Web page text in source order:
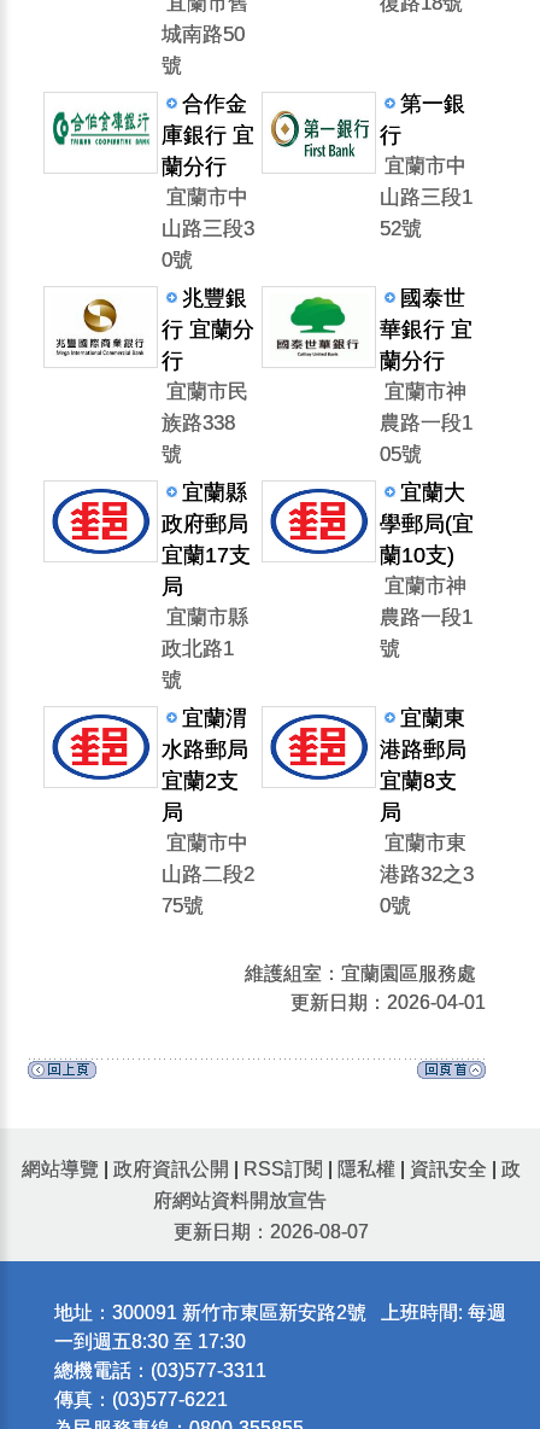
城南路50
號
合作金
庫銀行 宜
蘭分行
宜蘭市中
山路三段3
0號
第一銀
行
宜蘭市中
山路三段1
52號
兆豐銀
行 宜蘭分
行
宜蘭市民
族路338
號
國泰世
華銀行 宜
蘭分行
宜蘭市神
農路一段1
05號
宜蘭縣
政府郵局
宜蘭17支
局
宜蘭市縣
政北路1
號
宜蘭大
學郵局(宜
蘭10支)
宜蘭市神
農路一段1
號
宜蘭渭
水路郵局
宜蘭2支
局
宜蘭市中
山路二段2
75號
宜蘭東
港路郵局
宜蘭8支
局
宜蘭市東
港路32之3
0號
維護組室：宜蘭園區服務處
更新日期：2026-04-01
網站導覽 政府資訊公開 RSS訂閱 隱私權 資訊安全
政
府網站資料開放宣告
更新日期：2026-08-07
地址：300091 新竹市東區新安路2號 上班時間: 每週
一到週五8:30 至 17:30
總機電話：(03)577-3311
傳真：(03)577-6221